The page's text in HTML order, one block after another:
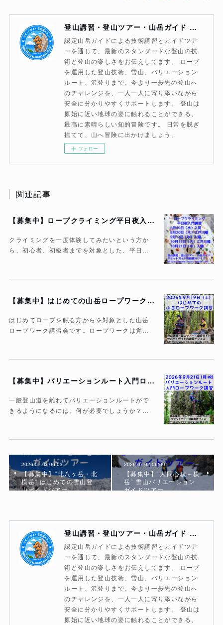
登山講習・登山ツアー・山岳ガイド サミットガイド宮崎薫オフィス
認定山岳ガイドによる技術講習とガイドツア
ーを通じて、最新のスタンダードな登山の技
術と登山の楽しさをお伝えしてます。 ロープ
を運用した登山技術、雪山、バリエーション
ルート、沢登りまで。今より一歩先の登山へ
のチャレンジを、一人一人に寄り添いながら
安全に分かりやすくサポートします。 登山は
原始に近い地球の姿に触れることができる、
最高に素晴らしい知的冒険です。 日常を脱ぎ
捨てて、山へ冒険に出かけましょう。
フォロー
関連記事
【募集中】ロープクライミング平日夜入門講習
クライミングを一度体験してみたいという方か
ら、初心者、初級者までを対象とした、平日…
【募集中】はじめての山岳ロープワーク講習
はじめてロープを触る方からを対象とした山岳
ロープワーク講習会です。ロープワークは覚…
【募集中】バリエーションルート入門ロープワーク講習
一般登山道を離れてバリエーションルートがで
きるようになるには、何が必要でしょうか？…
2026.07.02 06:03
【募集中】”北八ヶ岳・北
横岳” はじめての雪山登
山ガイドツアー
2026.07.02 06:00
【募集中】”大同心稜～横
岳” 雪山バリエーション
ガイドツアー
登山講習・登山ツアー・山岳ガイド サミットガイド宮崎薫オフィス
認定山岳ガイドによる技術講習とガイドツア
ーを通じて、最新のスタンダードな登山の技
術と登山の楽しさをお伝えしてます。 ロープ
を運用した登山技術、雪山、バリエーション
ルート、沢登りまで。今より一歩先の登山へ
のチャレンジを、一人一人に寄り添いながら
安全に分かりやすくサポートします。 登山は
原始に近い地球の姿に触れることができる、